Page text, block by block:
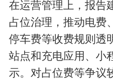
在运营管理上，报告
占位治理，推动电费
停车费等收费规则透
站点和充电应用、小
示。对占位费等争议